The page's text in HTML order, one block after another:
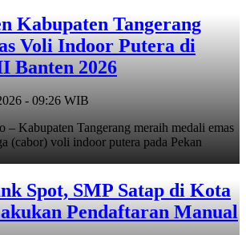
Kabupaten Tangerang
Voli Indoor Putera di
Banten 2026
- 09:26 WIB
– Kabupaten Tangerang meraih medali emas
(cabor) voli indoor putera pada Pekan
Spot, SMP Satap di Kota
Pendaftaran Manual